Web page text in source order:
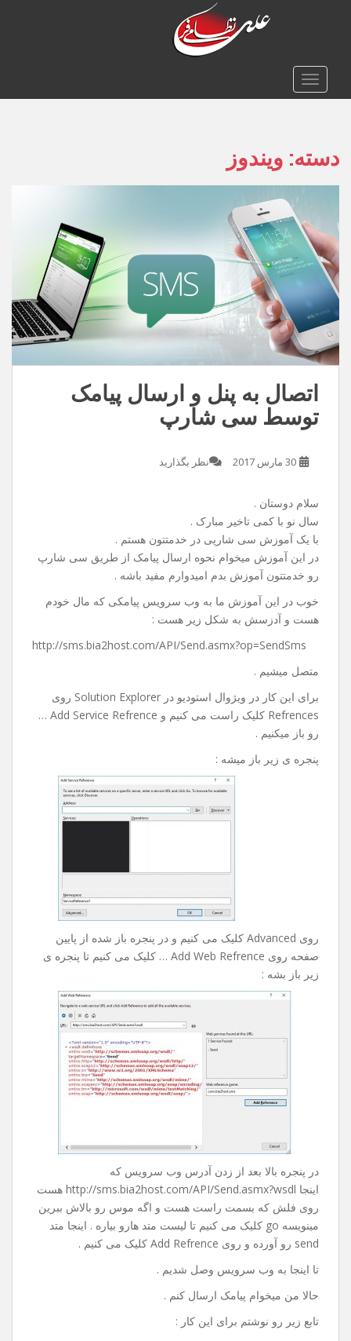
o
TOGGLE NAVIGATION
دسته: ویندوز
اتصال به پنل و ارسال پیامک
توسط سی شارپ
30 مارس 2017 نظر بگذارید
سلام دوستان .
سال نو با کمی تاخیر مبارک .
با یک آموزش سی شارپی در خدمتتون هستم .
در این آموزش میخوام نحوه ارسال پیامک از طریق سی شارپ
رو خدمتتون آموزش بدم امیدوارم مفید باشه .
خوب در این آموزش ما به وب سرویس پیامکی که مال خودم
هست و آدزسش به شکل زیر هست :
http://sms.bia2host.com/API/Send.asmx?op=SendSms
متصل میشیم .
برای این کار در ویژوال استودیو در Solution Explorer روی
Refrences کلیک راست می کنیم و Add Service Refrence …
رو باز میکنیم .
پنجره ی زیر باز میشه :
روی Advanced کلیک می کنیم و در پنجره باز شده از پایین
صفحه روی Add Web Refrence … کلیک می کنیم تا پنجره ی
زیر باز بشه :
در پنجره بالا بعد از زدن آدرس وب سرویس که
اینجا http://sms.bia2host.com/API/Send.asmx?wsdl هست
روی فلش که بسمت راست هست و اگه موس رو بالاش ببرین
مینویسه go کلیک می کنیم تا لیست متد هارو بیاره . اینجا متد
send رو آورده و روی Add Refrence کلیک می کنیم .
تا اینجا به وب سرویس وصل شدیم .
حالا من میخوام پیامک ارسال کنم .
تابع زیر رو نوشتم برای این کار :